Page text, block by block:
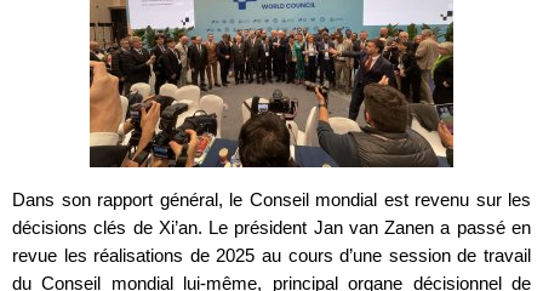
Dans son rapport général, le Conseil mondial est revenu sur les
décisions clés de Xi’an. Le président Jan van Zanen a passé en
revue les réalisations de 2025 au cours d’une session de travail
du Conseil mondial lui-même, principal organe décisionnel de